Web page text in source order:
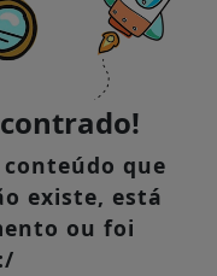
que
existe, está
ou foi